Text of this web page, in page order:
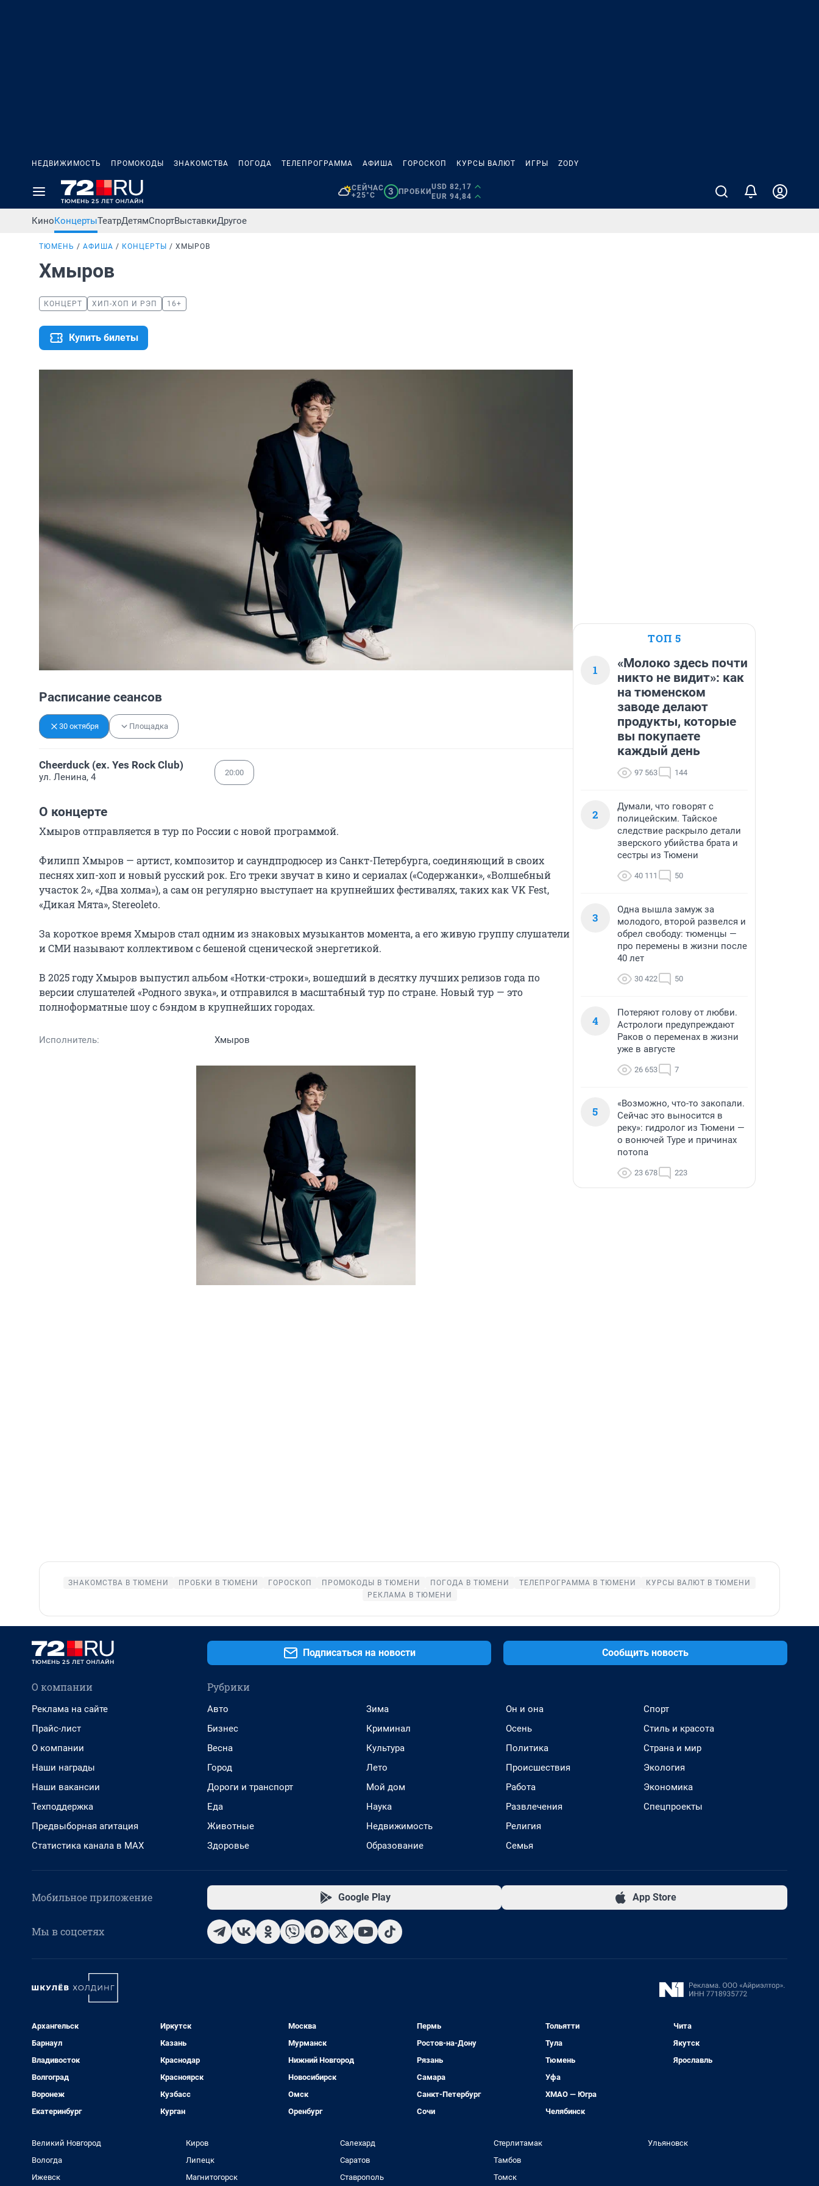
НЕДВИЖИМОСТЬ ПРОМОКОДЫ ЗНАКОМСТВА ПОГОДА ТЕЛЕПРОГРАММА АФИША ГОРОСКОП КУРСЫ ВАЛЮТ ИГРЫ ZODY
СЕЙЧАС
+25°C
3 ПРОБКИ
USD 82,17
EUR 94,84
КиноКонцертыТеатрДетямСпортВыставкиДругое
ТЮМЕНЬ АФИША КОНЦЕРТЫ ХМЫРОВ
Хмыров
КОНЦЕРТ ХИП-ХОП И РЭП 16+
Купить билеты
Расписание сеансов
30 октября Площадка
Cheerduck (ex. Yes Rock Club)
ул. Ленина, 4 20:00
О концерте
Хмыров отправляется в тур по России с новой программой.
Филипп Хмыров — артист, композитор и саундпродюсер из Санкт-Петербурга, соединяющий в своих
песнях хип-хоп и новый русский рок. Его треки звучат в кино и сериалах («Содержанки», «Волшебный
участок 2», «Два холма»), а сам он регулярно выступает на крупнейших фестивалях, таких как VK Fest,
«Дикая Мята», Stereoleto.
За короткое время Хмыров стал одним из знаковых музыкантов момента, а его живую группу слушатели
и СМИ называют коллективом с бешеной сценической энергетикой.
В 2025 году Хмыров выпустил альбом «Нотки-строки», вошедший в десятку лучших релизов года по
версии слушателей «Родного звука», и отправился в масштабный тур по стране. Новый тур — это
полноформатные шоу с бэндом в крупнейших городах.
Исполнитель: Хмыров
ТОП 5
1
«Молоко здесь почти
никто не видит»: как
на тюменском
заводе делают
продукты, которые
вы покупаете
каждый день
97 563 144
2
Думали, что говорят с
полицейским. Тайское
следствие раскрыло детали
зверского убийства брата и
сестры из Тюмени
40 111 50
3
Одна вышла замуж за
молодого, второй развелся и
обрел свободу: тюменцы —
про перемены в жизни после
40 лет
30 422 50
4
Потеряют голову от любви.
Астрологи предупреждают
Раков о переменах в жизни
уже в августе
26 653 7
5
«Возможно, что-то закопали.
Сейчас это выносится в
реку»: гидролог из Тюмени —
о вонючей Туре и причинах
потопа
23 678 223
ЗНАКОМСТВА В ТЮМЕНИ ПРОБКИ В ТЮМЕНИ ГОРОСКОП ПРОМОКОДЫ В ТЮМЕНИ ПОГОДА В ТЮМЕНИ ТЕЛЕПРОГРАММА В ТЮМЕНИ
КУРСЫ ВАЛЮТ В ТЮМЕНИ
РЕКЛАМА В ТЮМЕНИ
Подписаться на новости Сообщить новость
О компании
Реклама на сайте
Прайс-лист
О компании
Наши награды
Наши вакансии
Техподдержка
Предвыборная агитация
Статистика канала в MAX
Рубрики
Авто
Бизнес
Весна
Город
Дороги и транспорт
Еда
Животные
Здоровье
Зима
Криминал
Культура
Лето
Мой дом
Наука
Недвижимость
Образование
Он и она
Осень
Политика
Происшествия
Работа
Развлечения
Религия
Семья
Спорт
Стиль и красота
Страна и мир
Экология
Экономика
Спецпроекты
Мобильное приложение Google Play App Store
Мы в соцсетях
Архангельск
Барнаул
Владивосток
Волгоград
Воронеж
Екатеринбург
Иркутск
Казань
Краснодар
Красноярск
Кузбасс
Курган
Москва
Мурманск
Нижний Новгород
Новосибирск
Омск
Оренбург
Пермь
Ростов-на-Дону
Рязань
Самара
Санкт-Петербург
Сочи
Тольятти
Тула
Тюмень
Уфа
ХМАО — Югра
Челябинск
Чита
Якутск
Ярославль
Великий Новгород
Вологда
Ижевск
Киров
Липецк
Магнитогорск
Салехард
Саратов
Ставрополь
Стерлитамак
Тамбов
Томск
Ульяновск